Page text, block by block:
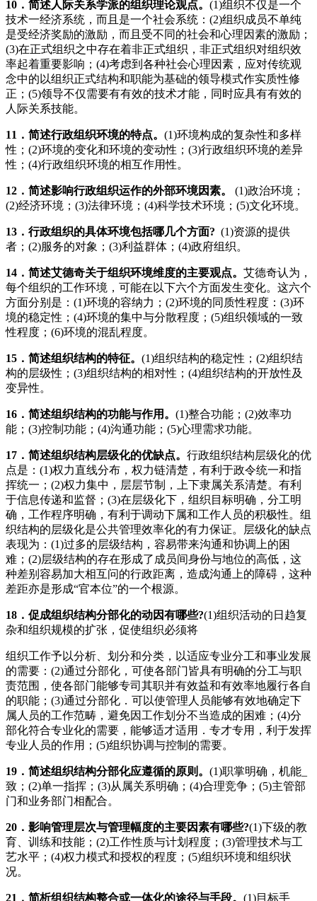
10 ．简述人际关系学派的组织理论观点。 (1)组织不仅是一个
技术一经济系统，而且是一个社会系统：(2)组织成员不单纯
是受经济奖励的激励，而且受不同的社会和心理因素的激励；
(3)在正式组织之中存在着非正式组织，非正式组织对组织效
率起着重要影响；(4)考虑到各种社会心理因素，应对传统观
念中的以组织正式结构和职能为基础的领导模式作实质性修
正；(5)领导不仅需要有有效的技术才能，同时应具有有效的
人际关系技能。
11 ．简述行政组织环境的特点。 (1)环境构成的复杂性和多样
性；(2)环境的变化和环境的变动性；(3)行政组织环境的差异
性；(4)行政组织环境的相互作用性。
12 ．简述影响行政组织运作的外部环境因素。
(1)政治环境；
(2)经济环境；(3)法律环境；(4)科学技术环境；(5)文化环境。
13 ．行政组织的具体环境包括哪几个方面? (1)资源的提供
者；(2)服务的对象；(3)利益群体；(4)政府组织。
14 ．简述艾德奇关于组织环境维度的主要观点。 艾德奇认为，
每个组织的工作环境，可能在以下六个方面发生变化。这六个
方面分别是：(1)环境的容纳力；(2)环境的同质性程度：(3)环
境的稳定性；(4)环境的集中与分散程度；(5)组织领域的一致
性程度；(6)环境的混乱程度。
15 ．简述组织结构的特征。 (1)组织结构的稳定性；(2)组织结
构的层级性；(3)组织结构的相对性；(4)组织结构的开放性及
变异性。
16 ．简述组织结构的功能与作用。 (1)整合功能；(2)效率功
能；(3)控制功能；(4)沟通功能；(5)心理需求功能。
17 ．简述组织结构层级化的优缺点。 行政组织结构层级化的优
点是：(1)权力直线分布，权力链清楚，有利于政令统一和指
挥统一；(2)权力集中，层层节制，上下隶属关系清楚。有利
于信息传递和监督；(3)在层级化下，组织目标明确，分工明
确，工作程序明确，有利于调动下属和工作人员的积极性。组
织结构的层级化是公共管理效率化的有力保证。层级化的缺点
表现为：(1)过多的层级结构，容易带来沟通和协调上的困
难；(2)层级结构的存在形成了成员间身份与地位的高低，这
种差别容易加大相互问的行政距离，造成沟通上的障碍，这种
差距亦是形成“官本位”的一个根源。
18 ．促成组织结构分部化的动因有哪些?(1)组织活动的日趋复
杂和组织规模的扩张，促使组织必须将
组织工作予以分析、划分和分类，以适应专业分工和事业发展
的需要：(2)通过分部化，可使各部门皆具有明确的分工与职
责范围，使各部门能够专司其职并有效益和有效率地履行各自
的职能；(3)通过分部化．可以使管理人员能够有效地确定下
属人员的工作范畴，避免因工作划分不当造成的困难；(4)分
部化符合专业化的需要，能够适才适用．专才专用，利于发挥
专业人员的作用；(5)组织协调与控制的需要。
19 ．简述组织结构分部化应遵循的原则。 (1)职掌明确，机能_
致；(2)单一指挥；(3)从属关系明确；(4)合理竞争；(5)主管部
门和业务部门相配合。
20 ．影响管理层次与管理幅度的主要因素有哪些?(1)下级的教
育、训练和技能；(2)工作性质与计划程度；(3)管理技术与工
艺水平；(4)权力模式和授权的程度；(5)组织环境和组织状
况。
21 ．简析组织结构整合或一体化的途径与手段。 (1)目标手